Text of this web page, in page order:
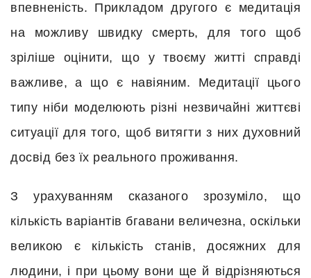
впевненість. Прикладом другого є медитація
на можливу швидку смерть, для того щоб
зріліше оцінити, що у твоєму житті справді
важливе, а що є навіяним. Медитації цього
типу ніби моделюють різні незвичайні життєві
ситуації для того, щоб витягти з них духовний
досвід без їх реального проживання.
З урахуванням сказаного зрозуміло, що
кількість варіантів бгавани величезна, оскільки
великою є кількість станів, досяжних для
людини, і при цьому вони ще й відрізняються